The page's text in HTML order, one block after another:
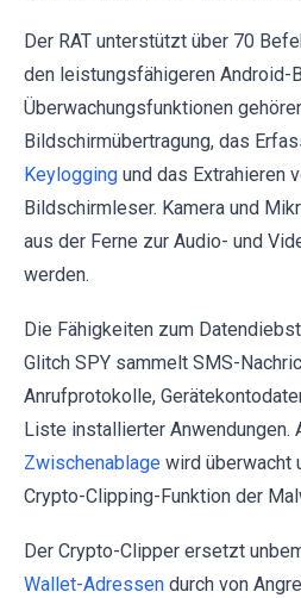
Der RAT unterstützt über 70
den leistungsfähigeren Android-
Überwachungsfunktionen
Bildschirmübertragung, das
Keylogging und das Extrahieren
Bildschirmleser. Kamera und
aus der Ferne zur Audio- und
werden.
Die Fähigkeiten zum
Glitch SPY sammelt SMS-
Anrufprotokolle,
Liste installierter Anwendungen.
Zwischenablage wird überwacht
Crypto-Clipping-Funktion der
Der Crypto-Clipper ersetzt
Wallet-Adressen durch von